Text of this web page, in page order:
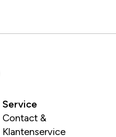
Service
Contact &
Klantenservice